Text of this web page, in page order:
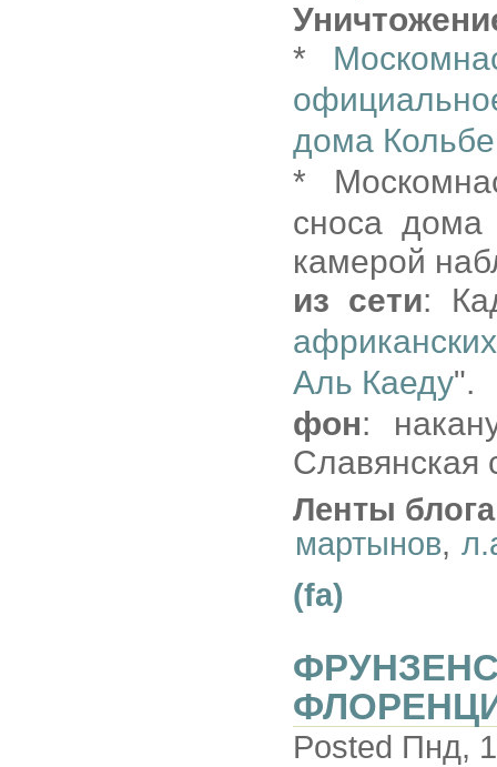
*
дома Кольбе
*
сноса
камерой
из сети:
Аль Каеду".
фон:
Славянская
Ленты
мартынов,
(fa)
Posted Пнд,